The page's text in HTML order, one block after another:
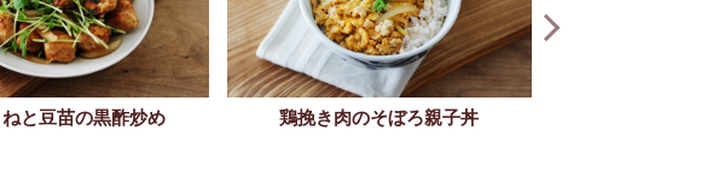
と豆苗の黒酢炒め 鶏挽き肉のそぼろ親子丼